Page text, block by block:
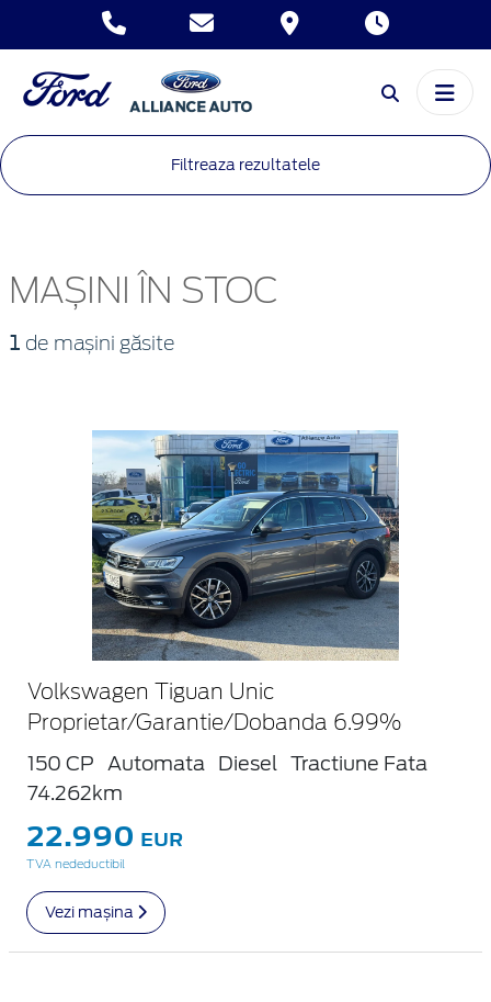
Filtreaza rezultatele
MAȘINI ÎN STOC
1 de mașini găsite
Volkswagen Tiguan Unic
Proprietar/Garantie/Dobanda 6.99%
150 CP Automata Diesel
Tractiune Fata
74.262km
22.990 EUR
TVA nedeductibil
Vezi mașina